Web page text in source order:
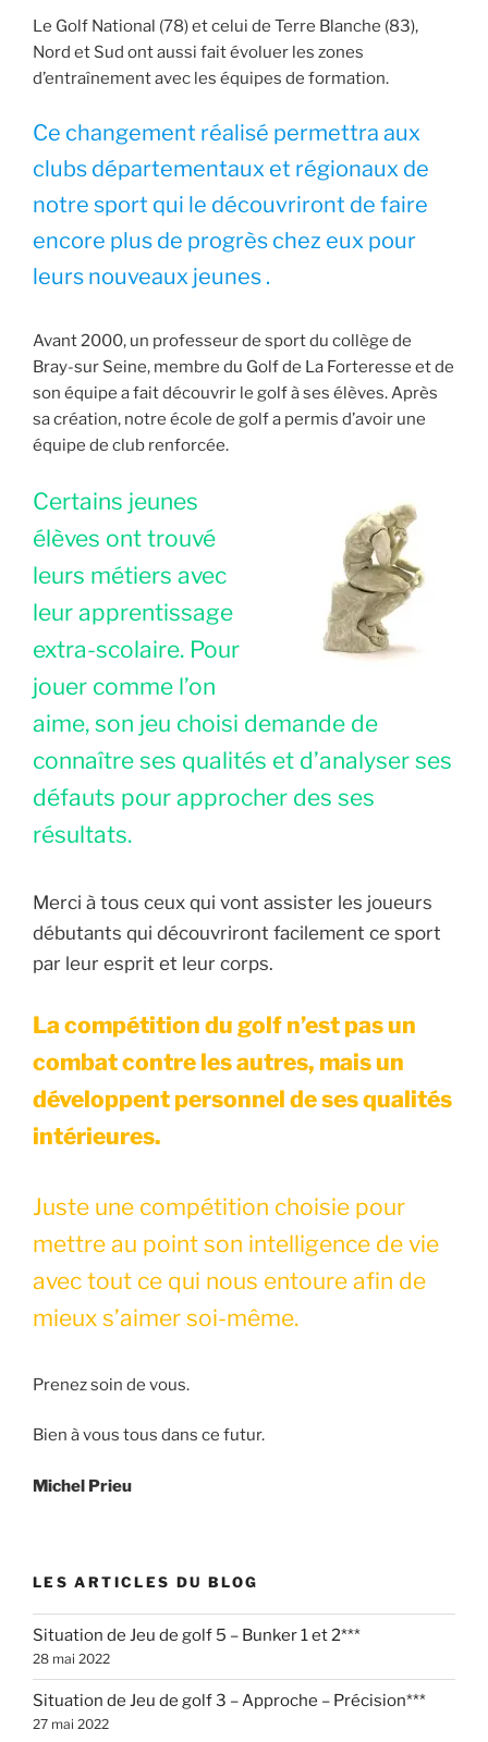
Le Golf National (78) et celui de Terre Blanche (83),
Nord et Sud ont aussi fait évoluer les zones
d’entraînement avec les équipes de formation.
Ce changement réalisé permettra aux
clubs départementaux et régionaux de
notre sport qui le découvriront de faire
encore plus de progrès chez eux pour
leurs nouveaux jeunes .
Avant 2000, un professeur de sport du collège de
Bray-sur Seine, membre du Golf de La Forteresse et de
son équipe a fait découvrir le golf à ses élèves. Après
sa création, notre école de golf a permis d’avoir une
équipe de club renforcée.
Certains jeunes
élèves ont trouvé
leurs métiers avec
leur apprentissage
extra-scolaire. Pour
jouer comme l’on
aime, son jeu choisi demande de
connaître ses qualités et d’analyser ses
défauts pour approcher des ses
résultats.
Merci à tous ceux qui vont assister les joueurs
débutants qui découvriront facilement ce sport
par leur esprit et leur corps.
La compétition du golf n’est pas un
combat contre les autres, mais un
développent personnel de ses qualités
intérieures.
Juste une compétition choisie pour
mettre au point son intelligence de vie
avec tout ce qui nous entoure afin de
mieux s’aimer soi-même.
Prenez soin de vous.
Bien à vous tous dans ce futur.
Michel Prieu
LES ARTICLES DU BLOG
Situation de Jeu de golf 5 – Bunker 1 et 2***
28 mai 2022
Situation de Jeu de golf 3 – Approche – Précision***
27 mai 2022